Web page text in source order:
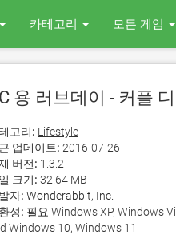
카테고리 모든 게임
용 러브데이 - 커플
고리: Lifestyle
업데이트: 2016-07-26
버전: 1.3.2
크기: 32.64 MB
자: Wonderabbit, Inc.
성: 필요 Windows XP, Windows
Windows 10, Windows 11